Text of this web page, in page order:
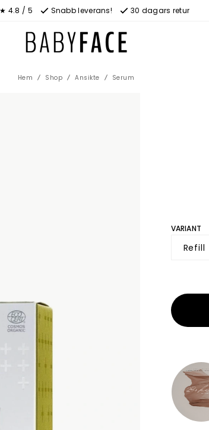
4.8 / 5 Snabb leverans! 30 dagars retur
Hem Shop Ansikte Serum
VARIANT